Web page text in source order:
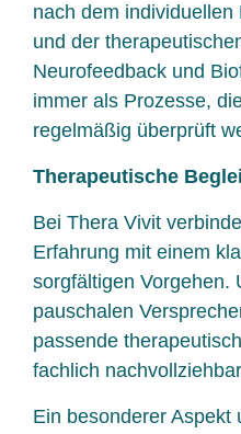
nach dem
und der
Neurofeedback und
immer als Prozesse,
regelmäßig überprüft
Therapeutische
Bei Thera Vivit
Erfahrung mit einem
sorgfältigen Vorgehen.
pauschalen
passende
fachlich
Ein besonderer Aspekt